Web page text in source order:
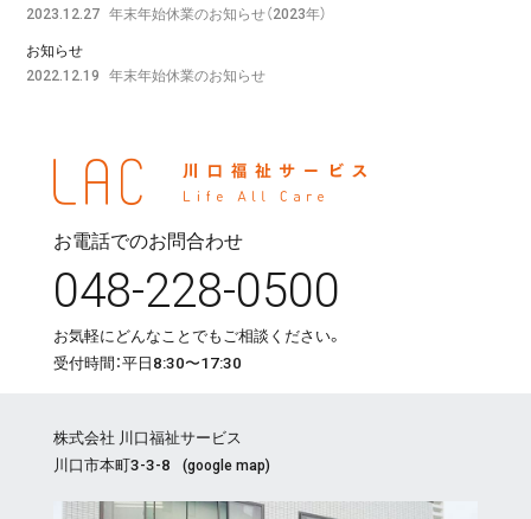
2023.12.27 年末年始休業のお知らせ（2023年）
2022.12.19
お知らせ
年末年始休業のお知らせ
お電話でのお問合わせ
048-228-0500
お気軽にどんなことでもご相談ください。
受付時間：平日8:30〜17:30
株式会社 川口福祉サービス
川口市本町3-3-8
(google map)